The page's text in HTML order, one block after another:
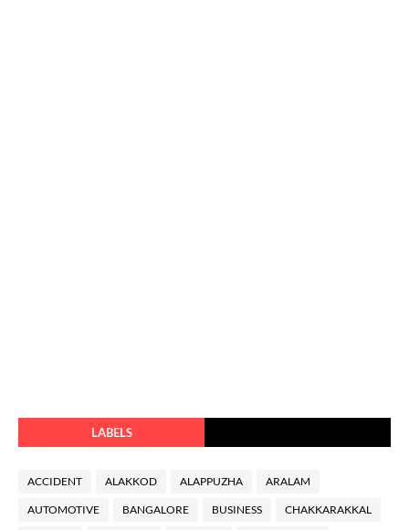
LABELS
ACCIDENT ALAKKOD ALAPPUZHA ARALAM
AUTOMOTIVE BANGALORE BUSINESS CHAKKARAKKAL